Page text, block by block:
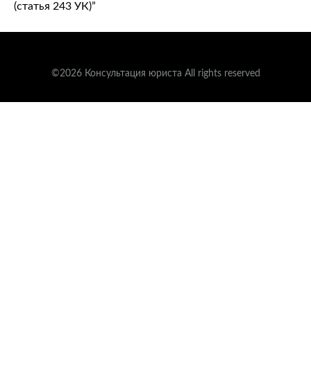
(статья 243 УК)”
©2026 Консультация юриста All rights reserved